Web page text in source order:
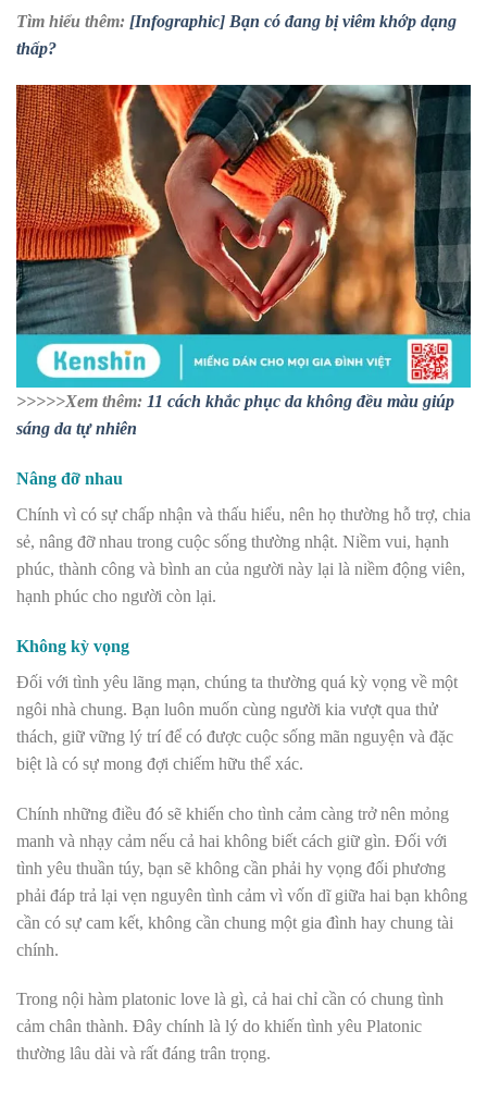
Tìm hiểu thêm: [Infographic] Bạn có đang bị viêm khớp dạng
thấp?
>>>>>Xem thêm: 11 cách khắc phục da không đều màu giúp
sáng da tự nhiên
Nâng đỡ nhau
Chính vì có sự chấp nhận và thấu hiểu, nên họ thường hỗ trợ, chia
sẻ, nâng đỡ nhau trong cuộc sống thường nhật. Niềm vui, hạnh
phúc, thành công và bình an của người này lại là niềm động viên,
hạnh phúc cho người còn lại.
Không kỳ vọng
Đối với tình yêu lãng mạn, chúng ta thường quá kỳ vọng về một
ngôi nhà chung. Bạn luôn muốn cùng người kia vượt qua thử
thách, giữ vững lý trí để có được cuộc sống mãn nguyện và đặc
biệt là có sự mong đợi chiếm hữu thể xác.
Chính những điều đó sẽ khiến cho tình cảm càng trở nên mỏng
manh và nhạy cảm nếu cả hai không biết cách giữ gìn. Đối với
tình yêu thuần túy, bạn sẽ không cần phải hy vọng đối phương
phải đáp trả lại vẹn nguyên tình cảm vì vốn dĩ giữa hai bạn không
cần có sự cam kết, không cần chung một gia đình hay chung tài
chính.
Trong nội hàm platonic love là gì, cả hai chỉ cần có chung tình
cảm chân thành. Đây chính là lý do khiến tình yêu Platonic
thường lâu dài và rất đáng trân trọng.